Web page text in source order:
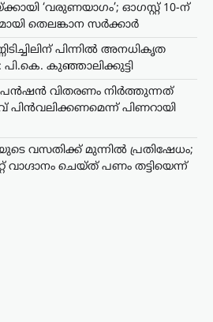
‘വരുണയാഗം’; ഓഗസ്റ്റ് 10-ന്
തെലങ്കാന സർക്കാർ
പിന്നിൽ അനധികൃത
പി.കെ. കുഞ്ഞാലിക്കുട്ടി
പെൻഷൻ വിതരണം നിർത്തുന്നത്
പിൻവലിക്കണമെന്ന് പിണറായി
വസതിക്ക് മുന്നിൽ പ്രതിഷേധം;
ചെയ്ത് പണം തട്ടിയെന്ന്